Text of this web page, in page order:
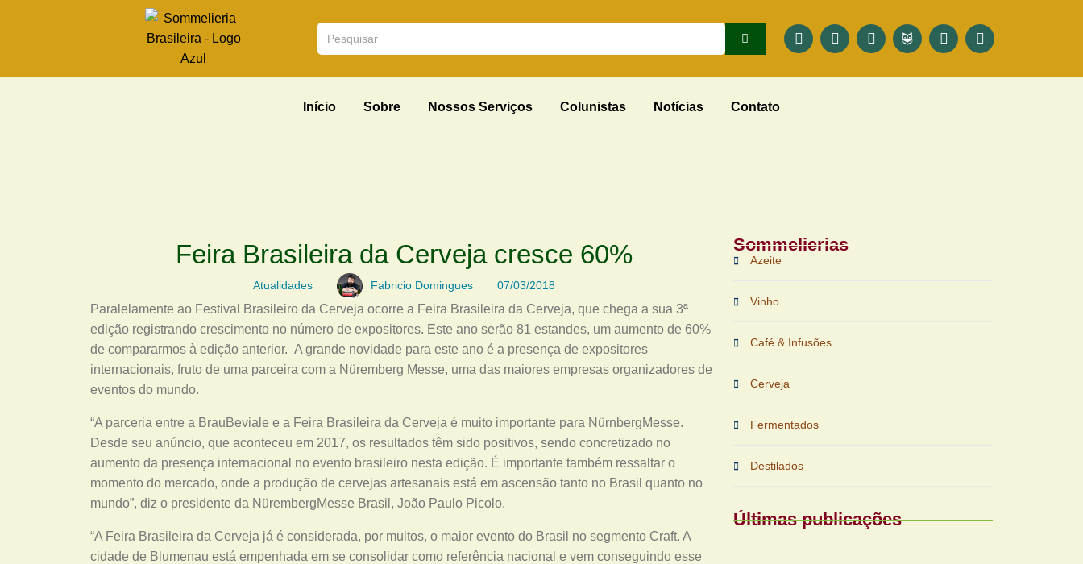
Início Sobre Nossos Serviços Colunistas Notícias Contato
Feira Brasileira da Cerveja cresce 60%
Atualidades Fabricio Domingues 07/03/2018
Paralelamente ao Festival Brasileiro da Cerveja ocorre a Feira Brasileira da Cerveja, que chega a sua 3ª
edição registrando crescimento no número de expositores. Este ano serão 81 estandes, um aumento de 60%
de compararmos à edição anterior. A grande novidade para este ano é a presença de expositores
internacionais, fruto de uma parceira com a Nüremberg Messe, uma das maiores empresas organizadores de
eventos do mundo.
“A parceria entre a BrauBeviale e a Feira Brasileira da Cerveja é muito importante para NürnbergMesse.
Desde seu anúncio, que aconteceu em 2017, os resultados têm sido positivos, sendo concretizado no
aumento da presença internacional no evento brasileiro nesta edição. É importante também ressaltar o
momento do mercado, onde a produção de cervejas artesanais está em ascensão tanto no Brasil quanto no
mundo”, diz o presidente da NürembergMesse Brasil, João Paulo Picolo.
“A Feira Brasileira da Cerveja já é considerada, por muitos, o maior evento do Brasil no segmento Craft. A
cidade de Blumenau está empenhada em se consolidar como referência nacional e vem conseguindo esse
Sommelierias
Azeite
Vinho
Café & Infusões
Cerveja
Fermentados
Destilados
Últimas publicações